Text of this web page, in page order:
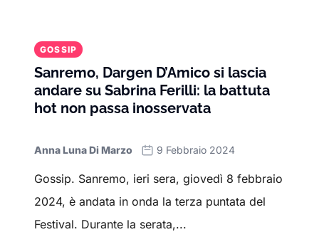
GOSSIP
Sanremo, Dargen D’Amico si lascia
andare su Sabrina Ferilli: la battuta
hot non passa inosservata
Anna Luna Di Marzo 9 Febbraio 2024
Gossip. Sanremo, ieri sera, giovedì 8 febbraio
2024, è andata in onda la terza puntata del
Festival. Durante la serata,...